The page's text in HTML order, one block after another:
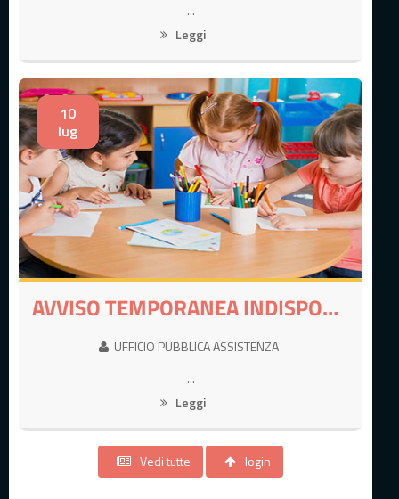
...
Leggi
10
lug
AVVISO TEMPORANEA INDISPONIBILITA' CANALE DI PAGAMENTO
UFFICIO PUBBLICA ASSISTENZA
...
Leggi
Vedi tutte login